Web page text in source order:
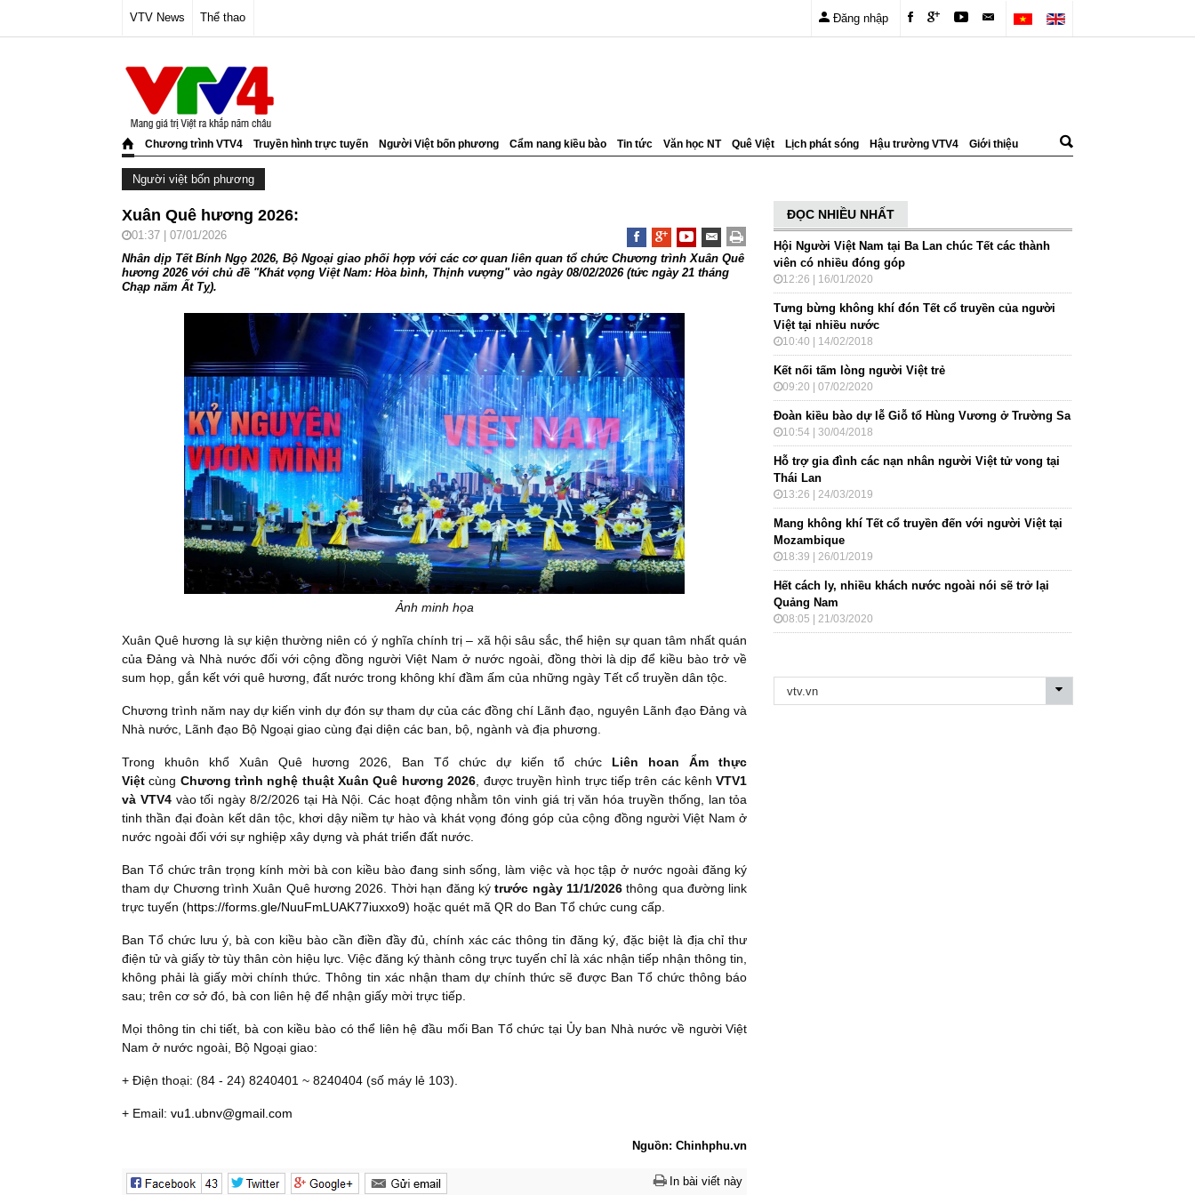
VTV News Thể thao Đăng nhập
Chương trình VTV4 Truyền hình trực tuyến Người Việt bốn phương Cẩm nang kiều bào Tin tức Văn học NT Quê Việt Lịch phát sóng Hậu trường VTV4 Giới thiệu
Người việt bốn phương
Xuân Quê hương 2026:
01:37 | 07/01/2026
Nhân dịp Tết Bính Ngọ 2026, Bộ Ngoại giao phối hợp với các cơ quan liên quan tổ chức Chương trình Xuân Quê
hương 2026 với chủ đề "Khát vọng Việt Nam: Hòa bình, Thịnh vượng" vào ngày 08/02/2026 (tức ngày 21 tháng
Chạp năm Ất Tỵ).
Ảnh minh họa
Xuân Quê hương là sự kiện thường niên có ý nghĩa chính trị – xã hội sâu sắc, thể hiện sự quan tâm nhất quán
của Đảng và Nhà nước đối với cộng đồng người Việt Nam ở nước ngoài, đồng thời là dịp để kiều bào trở về
sum họp, gắn kết với quê hương, đất nước trong không khí đầm ấm của những ngày Tết cổ truyền dân tộc.
Chương trình năm nay dự kiến vinh dự đón sự tham dự của các đồng chí Lãnh đạo, nguyên Lãnh đạo Đảng và
Nhà nước, Lãnh đạo Bộ Ngoại giao cùng đại diện các ban, bộ, ngành và địa phương.
Trong khuôn khổ Xuân Quê hương 2026, Ban Tổ chức dự kiến tổ chức Liên hoan Ẩm thực
Việt cùng Chương trình nghệ thuật Xuân Quê hương 2026 , được truyền hình trực tiếp trên các kênhVTV1
và VTV4vào tối ngày 8/2/2026 tại Hà Nội. Các hoạt động nhằm tôn vinh giá trị văn hóa truyền thống, lan tỏa
tinh thần đại đoàn kết dân tộc, khơi dậy niềm tự hào và khát vọng đóng góp của cộng đồng người Việt Nam ở
nước ngoài đối với sự nghiệp xây dựng và phát triển đất nước.
Ban Tổ chức trân trọng kính mời bà con kiều bào đang sinh sống, làm việc và học tập ở nước ngoài đăng ký
tham dự Chương trình Xuân Quê hương 2026. Thời hạn đăng kýtrước ngày 11/1/2026thông qua đường link
trực tuyến (https://forms.gle/NuuFmLUAK77iuxxo9) hoặc quét mã QR do Ban Tổ chức cung cấp.
Ban Tổ chức lưu ý, bà con kiều bào cần điền đầy đủ, chính xác các thông tin đăng ký, đặc biệt là địa chỉ thư
điện tử và giấy tờ tùy thân còn hiệu lực. Việc đăng ký thành công trực tuyến chỉ là xác nhận tiếp nhận thông tin,
không phải là giấy mời chính thức. Thông tin xác nhận tham dự chính thức sẽ được Ban Tổ chức thông báo
sau; trên cơ sở đó, bà con liên hệ để nhận giấy mời trực tiếp.
Mọi thông tin chi tiết, bà con kiều bào có thể liên hệ đầu mối Ban Tổ chức tại Ủy ban Nhà nước về người Việt
Nam ở nước ngoài, Bộ Ngoại giao:
+ Điện thoại: (84 - 24) 8240401 ~ 8240404 (số máy lẻ 103).
+ Email: vu1.ubnv@gmail.com
Nguồn: Chinhphu.vn
In bài viết này
ĐỌC NHIỀU NHẤT
Hội Người Việt Nam tại Ba Lan chúc Tết các thành
viên có nhiều đóng góp
12:26 | 16/01/2020
Tưng bừng không khí đón Tết cổ truyền của người
Việt tại nhiều nước
10:40 | 14/02/2018
Kết nối tấm lòng người Việt trẻ
09:20 | 07/02/2020
Đoàn kiều bào dự lễ Giỗ tổ Hùng Vương ở Trường Sa
10:54 | 30/04/2018
Hỗ trợ gia đình các nạn nhân người Việt tử vong tại
Thái Lan
13:26 | 24/03/2019
Mang không khí Tết cổ truyền đến với người Việt tại
Mozambique
18:39 | 26/01/2019
Hết cách ly, nhiều khách nước ngoài nói sẽ trở lại
Quảng Nam
08:05 | 21/03/2020